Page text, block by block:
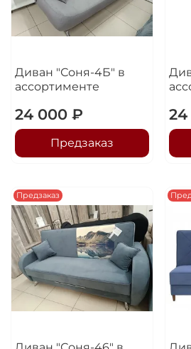
Диван "Соня-4Б" в
ассортименте
24 000 ₽
Предзаказ
Предзаказ